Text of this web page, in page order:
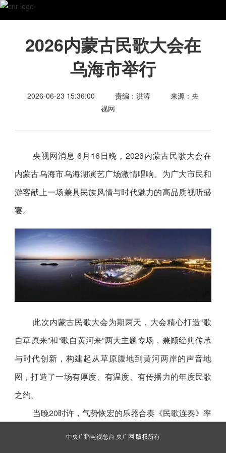
2026内蒙古民歌大会在
乌海市举行
2026-06-23 15:36:00 责编：洪涛
来源：央
视网
央视网消息 6月16日晚，2026内蒙古民歌大会在
内蒙古乌海市乌海湖演艺广场激情唱响。为广大市民和
游客献上一场兼具民族风情与时代魅力的高品质视听盛
宴。
此次内蒙古民歌大会为期两天，大会精心打造“歌
自草原来”和“歌自黄河来”两大主题专场，兼顾经典传承
与时代创新，构建起从草原腹地到黄河两岸的声音地
图，打造了一场有厚度、有温度、有传播力的年度民歌
之约。
当晚20时许，气势恢宏的乐器合奏《民歌连奏》率
先奏响，灵动激昂的旋律瞬间点燃全场氛围。首场展
中央广播电视总台 央广网 版权所有